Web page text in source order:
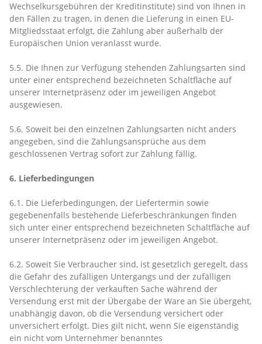
Wechselkursgebühren der Kreditinstitute) sind von Ihnen in
den Fällen zu tragen, in denen die Lieferung in einen EU-
Mitgliedsstaat erfolgt, die Zahlung aber außerhalb der
Europäischen Union veranlasst wurde.
5.5. Die Ihnen zur Verfügung stehenden Zahlungsarten sind
unter einer entsprechend bezeichneten Schaltfläche auf
unserer Internetpräsenz oder im jeweiligen Angebot
ausgewiesen.
5.6. Soweit bei den einzelnen Zahlungsarten nicht anders
angegeben, sind die Zahlungsansprüche aus dem
geschlossenen Vertrag sofort zur Zahlung fällig.
6. Lieferbedingungen
6.1. Die Lieferbedingungen, der Liefertermin sowie
gegebenenfalls bestehende Lieferbeschränkungen finden
sich unter einer entsprechend bezeichneten Schaltfläche auf
unserer Internetpräsenz oder im jeweiligen Angebot.
6.2. Soweit Sie Verbraucher sind, ist gesetzlich geregelt, dass
die Gefahr des zufälligen Untergangs und der zufälligen
Verschlechterung der verkauften Sache während der
Versendung erst mit der Übergabe der Ware an Sie übergeht,
unabhängig davon, ob die Versendung versichert oder
unversichert erfolgt. Dies gilt nicht, wenn Sie eigenständig
ein nicht vom Unternehmer benanntes